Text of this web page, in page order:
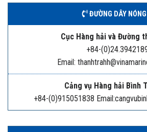
ĐƯỜNG DÂY NÓNG
Cục Hàng hải và Đường
+84-
Email:
Cảng vụ Hàng hải Bình
+84-(0)915051838